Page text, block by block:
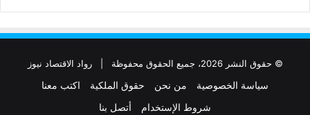
© حقوق النشر 2026، جميع الحقوق محفوظة | رواد الاقتصاد نيوز
سياسة الخصوصية من نحن حقوق الملكية
اكتب معنا
شروط الإستخدام
أتصل بنا